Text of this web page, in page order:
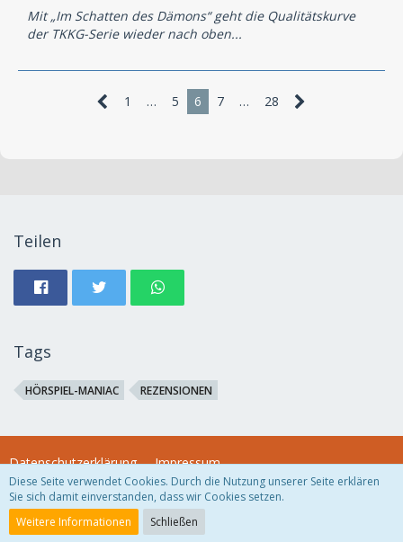
Mit „Im Schatten des Dämons“ geht die Qualitätskurve
der TKKG-Serie wieder nach oben...
1 … 5 6 7 … 28
Teilen
Tags
HÖRSPIEL-MANIAC REZENSIONEN
Datenschutzerklärung Impressum
Community-Software:
Diese Seite verwendet Cookies. Durch die Nutzung unserer Seite erklären
Sie sich damit einverstanden, dass wir Cookies setzen.
Weitere Informationen
Schließen